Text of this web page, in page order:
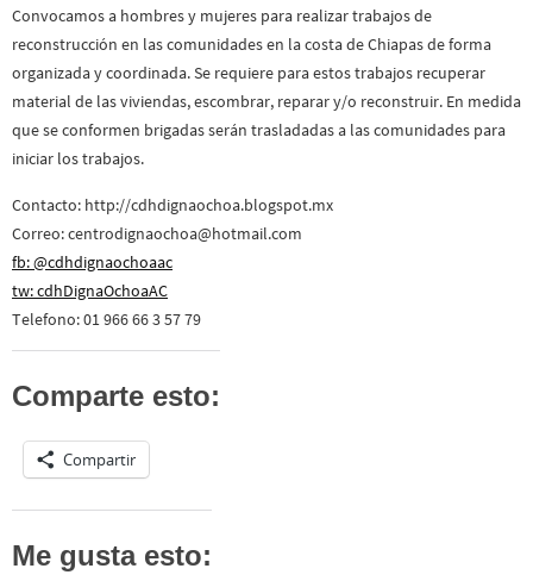
Convocamos a hombres y mujeres para realizar trabajos de
reconstrucción en las comunidades en la costa de Chiapas de forma
organizada y coordinada. Se requiere para estos trabajos recuperar
material de las viviendas, escombrar, reparar y/o reconstruir. En medida
que se conformen brigadas serán trasladadas a las comunidades para
iniciar los trabajos.
Contacto: http://cdhdignaochoa.blogspot.mx
Correo: centrodignaochoa@hotmail.com
fb: @cdhdignaochoaac
tw: cdhDignaOchoaAC
Telefono: 01 966 66 3 57 79
Comparte esto:
Compartir
Me gusta esto: